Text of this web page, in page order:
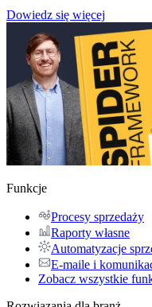
Dowiedz się więcej
Funkcje
Procesy sprzedaży
Raporty własne
Automatyzacje
E-maile i
Zobacz wszystkie